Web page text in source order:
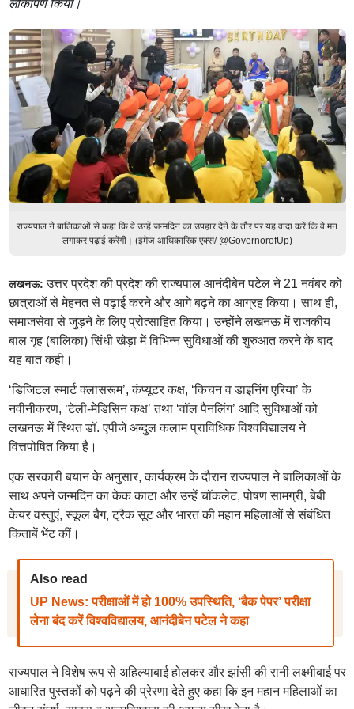
लोकार्पण किया।
राज्यपाल ने बालिकाओं से कहा कि वे उन्हें जन्मदिन का उपहार देने के तौर पर यह वादा करें कि वे मन
लगाकर पढ़ाई करेंगी। (इमेज-आधिकारिक एक्स/ @GovernorofUp)
लखनऊ: उत्तर प्रदेश की प्रदेश की राज्यपाल आनंदीबेन पटेल ने 21 नवंबर को
छात्राओं से मेहनत से पढ़ाई करने और आगे बढ़ने का आग्रह किया। साथ ही,
समाजसेवा से जुड़ने के लिए प्रोत्साहित किया। उन्होंने लखनऊ में राजकीय
बाल गृह (बालिका) सिंधी खेड़ा में विभिन्न सुविधाओं की शुरुआत करने के बाद
यह बात कही।
‘डिजिटल स्मार्ट क्लासरूम’, कंप्यूटर कक्ष, ‘किचन व डाइनिंग एरिया’ के
नवीनीकरण, ‘टेली-मेडिसिन कक्ष’ तथा ‘वॉल पैनलिंग’ आदि सुविधाओं को
लखनऊ में स्थित डॉ. एपीजे अब्दुल कलाम प्राविधिक विश्वविद्यालय ने
वित्तपोषित किया है।
एक सरकारी बयान के अनुसार, कार्यक्रम के दौरान राज्यपाल ने बालिकाओं के
साथ अपने जन्मदिन का केक काटा और उन्हें चॉकलेट, पोषण सामग्री, बेबी
केयर वस्तुएं, स्कूल बैग, ट्रैक सूट और भारत की महान महिलाओं से संबंधित
किताबें भेंट कीं।
Also read
UP News: परीक्षाओं में हो 100% उपस्थिति, ‘बैक पेपर’ परीक्षा
लेना बंद करें विश्वविद्यालय, आनंदीबेन पटेल ने कहा
राज्यपाल ने विशेष रूप से अहिल्याबाई होलकर और झांसी की रानी लक्ष्मीबाई पर
आधारित पुस्तकों को पढ़ने की प्रेरणा देते हुए कहा कि इन महान महिलाओं का